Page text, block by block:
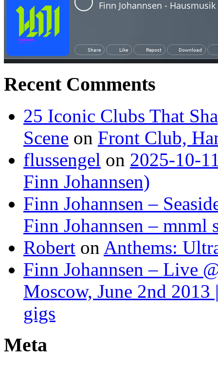
Recent Comments
25 Iconic Clubs That
Scene on Front Club,
flussengel on 2025-10-
Finn Johannsen)
Finn Johannsen –
Finn Johannsen – mnml
Robert on Anthems:
Finn Johannsen – Live
Moscow, June 2nd 2013
gigs
Meta